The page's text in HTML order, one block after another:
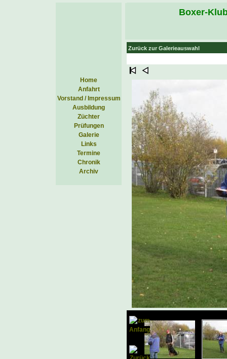
Home
Anfahrt
Vorstand / Impressum
Ausbildung
Züchter
Prüfungen
Galerie
Links
Termine
Chronik
Archiv
Boxer-
Zurück zur Galerieauswahl